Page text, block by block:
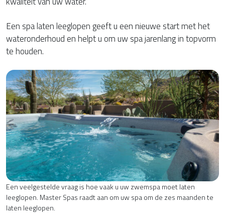
Een spa laten leeglopen geeft u een nieuwe start met het
wateronderhoud en helpt u om uw spa jarenlang in topvorm
te houden.
Een veelgestelde vraag is hoe vaak u uw zwemspa moet laten
leeglopen. Master Spas raadt aan om uw spa om de zes maanden te
laten leeglopen.